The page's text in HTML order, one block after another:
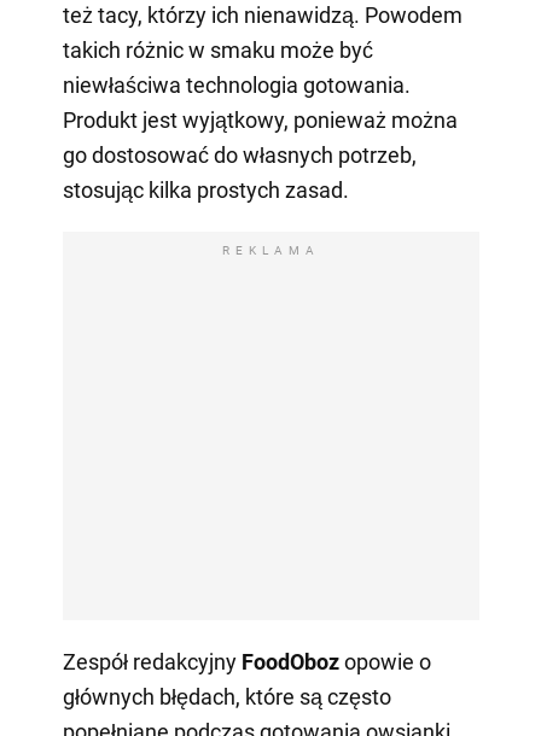
też tacy, którzy ich nienawidzą. Powodem
takich różnic w smaku może być
niewłaściwa technologia gotowania.
Produkt jest wyjątkowy, ponieważ można
go dostosować do własnych potrzeb,
stosując kilka prostych zasad.
REKLAMA
Zespół redakcyjny FoodObozopowie o
głównych błędach, które są często